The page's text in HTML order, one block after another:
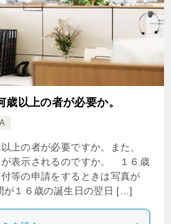
以上の者が必要か。
上の者が必要ですか。また、
表示されるのですか。 １６歳
等の申請をするときは写真が
が１６歳の誕生日の翌日 […]